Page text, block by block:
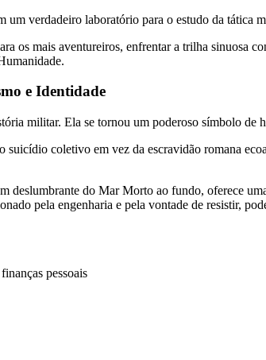
um verdadeiro laboratório para o estudo da
os mais aventureiros, enfrentar a trilha sinuosa
e Identidade
militar. Ela se tornou um poderoso símbolo de
suicídio coletivo em vez da escravidão romana
deslumbrante do Mar Morto ao fundo, oferece
pela engenharia e pela vontade de resistir,
pessoais